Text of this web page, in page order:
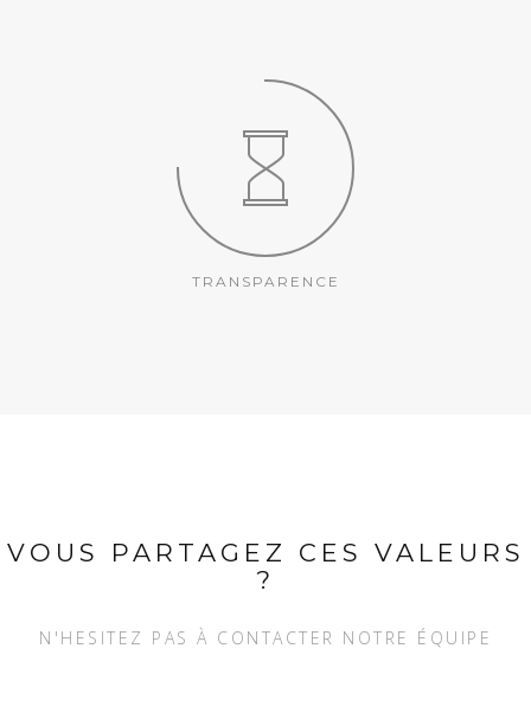
TRANSPARENCE
VOUS PARTAGEZ CES VALEURS
?
N'HESITEZ PAS À CONTACTER NOTRE ÉQUIPE